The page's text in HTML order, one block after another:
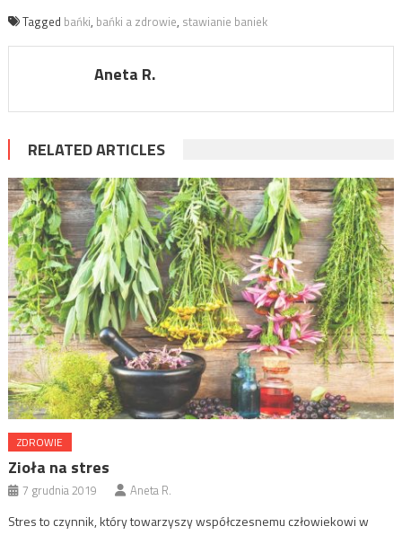
Tagged bańki, bańki a zdrowie, stawianie baniek
Aneta R.
RELATED ARTICLES
ZDROWIE
Zioła na stres
7 grudnia 2019 Aneta R.
Stres to czynnik, który towarzyszy współczesnemu człowiekowi w